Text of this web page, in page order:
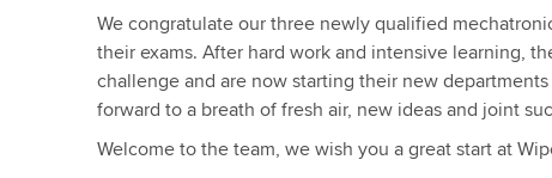
We congratulate our three newly qualified
their exams. After hard work and intensive learning,
challenge and are now starting their new
forward to a breath of fresh air, new ideas and joint
Welcome to the team, we wish you a great start at